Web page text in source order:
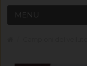
MENU